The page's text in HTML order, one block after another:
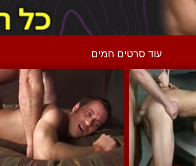
עוד סרטים חמים